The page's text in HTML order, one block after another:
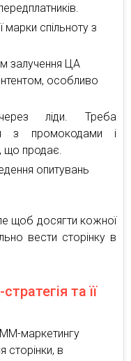
спільноту з
залучення ЦА
особливо
ліди. Треба
з промокодами і
що продає.
опитувань
щоб досягти кожної
вести сторінку в
та її
маркетингу
сторінки, в